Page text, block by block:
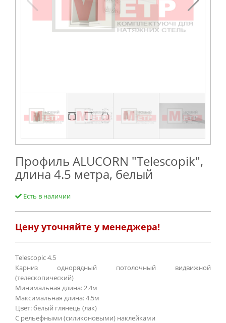
Профиль ALUCORN "Telescopik",
длина 4.5 метра, белый
Есть в наличии
Цену уточняйте у менеджера!
Telescopic 4.5
Карниз однорядный потолочный видвижной
(телескопический)
Минимальная длина: 2.4м
Максимальная длина: 4.5м
Цвет: белый глянець (лак)
С рельефными (силиконовыми) наклейками